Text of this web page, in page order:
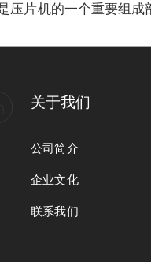
压片机的一个重要组成
关于我们
公司简介
企业文化
联系我们